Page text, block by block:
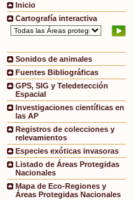
Inicio
Cartografía interactiva
Sonidos de animales
Fuentes Bibliográficas
GPS, SIG y Teledetección
Espacial
Investigaciones científicas en
las AP
Registros de colecciones y
relevamientos
Especies exóticas invasoras
Listado de Áreas Protegidas
Nacionales
Mapa de Eco-Regiones y
Áreas Protegidas Nacionales